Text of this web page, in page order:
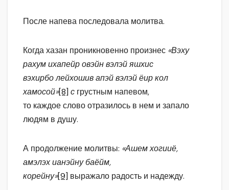
После напева последовала молитва.
Когда хазан проникновенно произнес «Вэху
рахум ихапейр овэйн вэлэй яшхис
вэхирбо лейхошив апэй вэлэй ёир кол
хамосой»[8] с грустным напевом,
то каждое слово отразилось в нем и запало
людям в душу.
А продолжение молитвы: «Ашем хогииё,
амэлэх ианэйну баёйм,
корейну»[9] выражало радость и надежду.